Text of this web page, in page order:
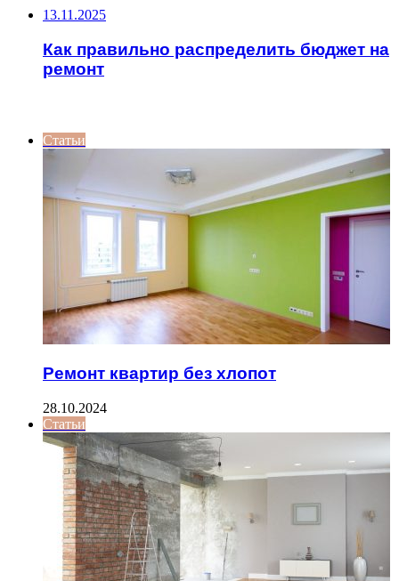
13.11.2025
Как правильно распределить бюджет на
ремонт
Статьи
Ремонт квартир без хлопот
28.10.2024
Статьи